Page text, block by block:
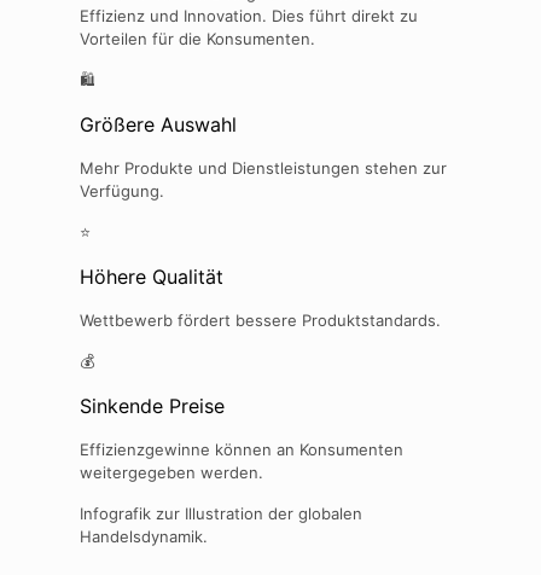
Effizienz und Innovation. Dies führt direkt zu
Vorteilen für die Konsumenten.
🛍️
Größere Auswahl
Mehr Produkte und Dienstleistungen stehen zur
Verfügung.
⭐
Höhere Qualität
Wettbewerb fördert bessere Produktstandards.
💰
Sinkende Preise
Effizienzgewinne können an Konsumenten
weitergegeben werden.
Infografik zur Illustration der globalen
Handelsdynamik.